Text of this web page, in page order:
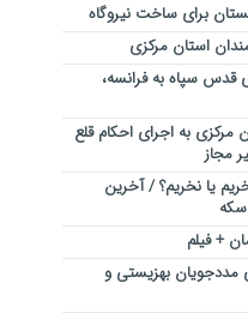
برای ساخت نیروگاه
‌استان مرکزی
قدس سپاه به فرانسه،
مرکزی به اجرای احکام قلع
مجاز
یا نخریم؟ / آخرین
سکه
+ فیلم
مددجویان بهزیستی و